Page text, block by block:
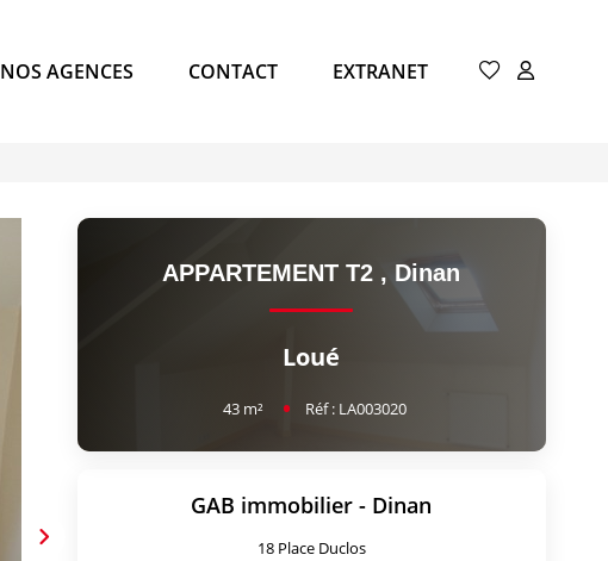
NOS AGENCES CONTACT EXTRANET
APPARTEMENT T2 , Dinan
Loué
43 m² Réf : LA003020
GAB immobilier - Dinan
18 Place Duclos